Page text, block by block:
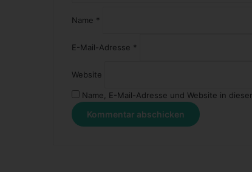
l
e
?
Name *
E-Mail-Adresse *
Website
Name, E-Mail-Adresse und Website in